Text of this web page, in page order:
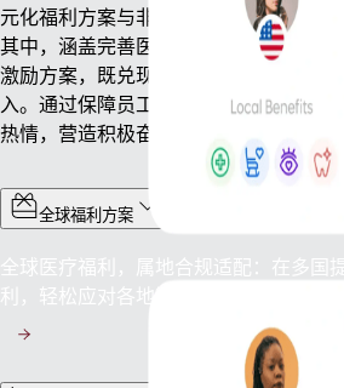
元化福利方案与非物质奖励机制，满足
其中，涵盖完善医疗保障、优质股权权
激励方案，既兑现劳动报酬，也体现企
入。通过保障员工权益与未来发展，凝
热情，营造积极奋进的工作氛围。
全球福利方案
全球医疗福利，属地合规适配：在多国
利，轻松应对各地繁杂的法规要求。